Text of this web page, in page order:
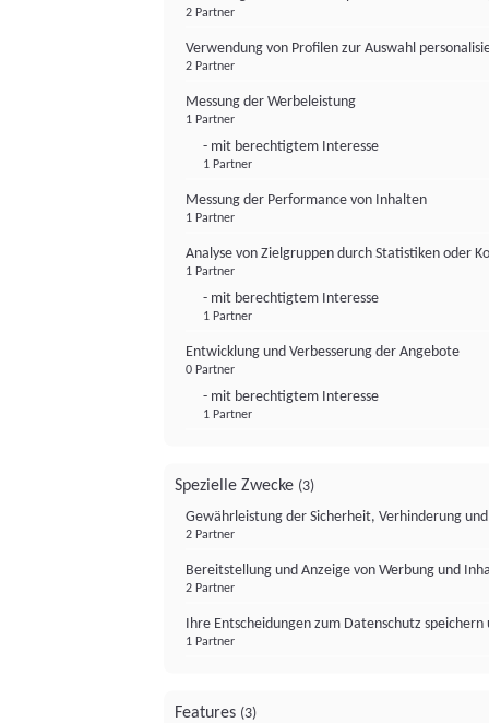
2 Partner
Verwendung von Profilen zur Auswahl
2 Partner
Messung der Werbeleistung
1 Partner
- mit berechtigtem Interesse
1 Partner
Messung der Performance von Inhalten
1 Partner
Analyse von Zielgruppen durch Statistiken oder
1 Partner
- mit berechtigtem Interesse
1 Partner
Entwicklung und Verbesserung der Angebote
0 Partner
- mit berechtigtem Interesse
1 Partner
Spezielle Zwecke (3)
Gewährleistung der Sicherheit, Verhinderung
2 Partner
Bereitstellung und Anzeige von Werbung und
2 Partner
Ihre Entscheidungen zum Datenschutz
1 Partner
Features (3)